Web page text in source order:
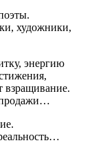
художники,
энергию
взращивание.